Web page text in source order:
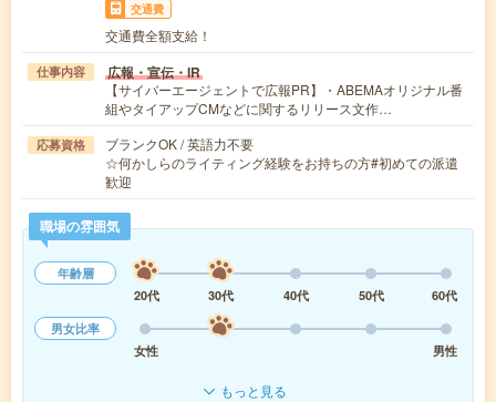
交通費
交通費全額支給！
仕事内容 広報・宣伝・IR
【サイバーエージェントで広報PR】・ABEMAオリジナル番
組やタイアップCMなどに関するリリース文作…
応募資格
ブランクOK / 英語力不要
☆何かしらのライティング経験をお持ちの方#初めての派遣
歓迎
職場の雰囲気
年齢層
20代
30代 40代 50代
60代
男女比率
女性
男性
もっと見る